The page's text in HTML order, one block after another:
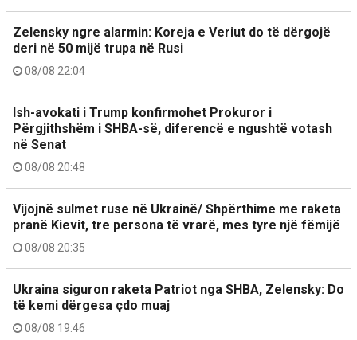
Zelensky ngre alarmin: Koreja e Veriut do të dërgojë
deri në 50 mijë trupa në Rusi
08/08 22:04
Ish-avokati i Trump konfirmohet Prokuror i
Përgjithshëm i SHBA-së, diferencë e ngushtë votash
në Senat
08/08 20:48
Vijojnë sulmet ruse në Ukrainë/ Shpërthime me raketa
pranë Kievit, tre persona të vrarë, mes tyre një fëmijë
08/08 20:35
Ukraina siguron raketa Patriot nga SHBA, Zelensky: Do
të kemi dërgesa çdo muaj
08/08 19:46